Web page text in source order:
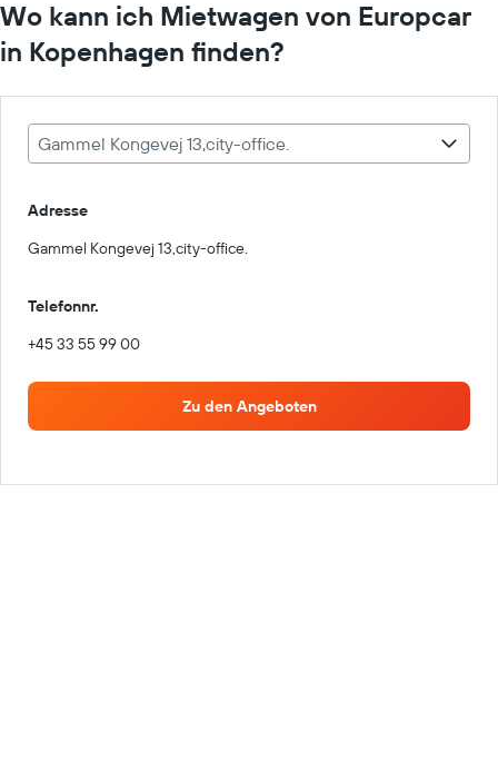
Wo kann ich Mietwagen von Europcar
in Kopenhagen finden?
Gammel Kongevej 13,city-office.
Adresse
Gammel Kongevej 13,city-office.
Telefonnr.
+45 33 55 99 00
Zu den Angeboten